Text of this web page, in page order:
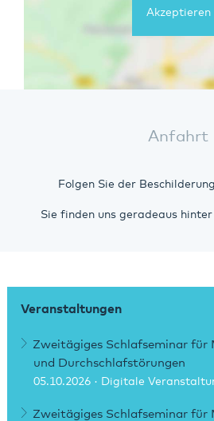
Akzeptieren
Anfahrt
Folgen Sie der
Sie finden uns geradeaus
Veranstaltungen
Zweitägiges Schlafseminar für
und Durchschlafstörungen
05.10.2026 · Digitale
Zweitägiges Schlafseminar für